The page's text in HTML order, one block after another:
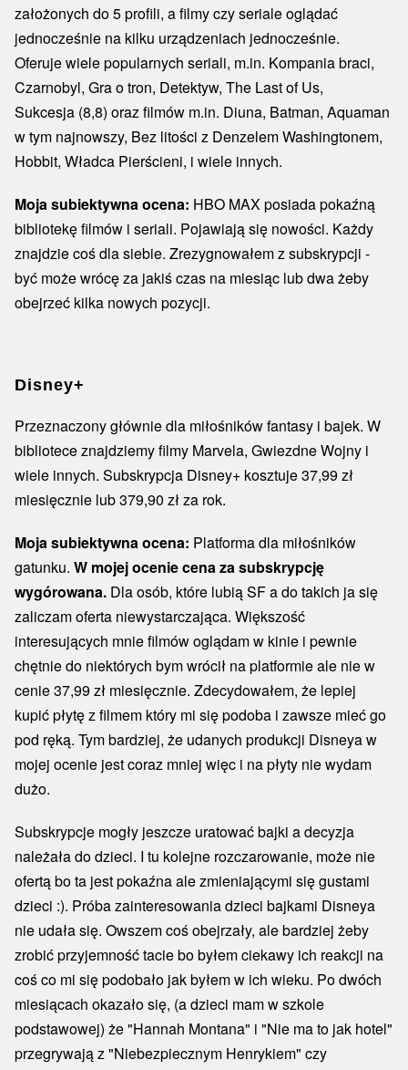
założonych do 5 profili, a filmy czy seriale oglądać
jednocześnie na kilku urządzeniach jednocześnie.
Oferuje wiele popularnych seriali, m.in. Kompania braci,
Czarnobyl, Gra o tron, Detektyw, The Last of Us,
Sukcesja (8,8) oraz filmów m.in. Diuna, Batman, Aquaman
w tym najnowszy, Bez litości z Denzelem Washingtonem,
Hobbit, Władca Pierścieni, i wiele innych.
Moja subiektywna ocena: HBO MAX posiada pokaźną
bibliotekę filmów i seriali. Pojawiają się nowości. Każdy
znajdzie coś dla siebie. Zrezygnowałem z subskrypcji -
być może wrócę za jakiś czas na miesiąc lub dwa żeby
obejrzeć kilka nowych pozycji.
Disney+
Przeznaczony głównie dla miłośników fantasy i bajek. W
bibliotece znajdziemy filmy Marvela, Gwiezdne Wojny i
wiele innych. Subskrypcja Disney+ kosztuje 37,99 zł
miesięcznie lub 379,90 zł za rok.
Moja subiektywna ocena: Platforma dla miłośników
gatunku. W mojej ocenie cena za subskrypcję
wygórowana. Dla osób, które lubią SF a do takich ja się
zaliczam oferta niewystarczająca. Większość
interesujących mnie filmów oglądam w kinie i pewnie
chętnie do niektórych bym wrócił na platformie ale nie w
cenie 37,99 zł miesięcznie. Zdecydowałem, że lepiej
kupić płytę z filmem który mi się podoba i zawsze mieć go
pod ręką. Tym bardziej, że udanych produkcji Disneya w
mojej ocenie jest coraz mniej więc i na płyty nie wydam
dużo.
Subskrypcje mogły jeszcze uratować bajki a decyzja
należała do dzieci. I tu kolejne rozczarowanie, może nie
ofertą bo ta jest pokaźna ale zmieniającymi się gustami
dzieci :). Próba zainteresowania dzieci bajkami Disneya
nie udała się. Owszem coś obejrzały, ale bardziej żeby
zrobić przyjemność tacie bo byłem ciekawy ich reakcji na
coś co mi się podobało jak byłem w ich wieku. Po dwóch
miesiącach okazało się, (a dzieci mam w szkole
podstawowej) że "Hannah Montana" i "Nie ma to jak hotel"
przegrywają z "Niebezpiecznym Henrykiem" czy